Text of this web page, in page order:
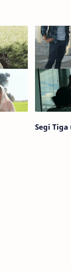
Segi Tiga